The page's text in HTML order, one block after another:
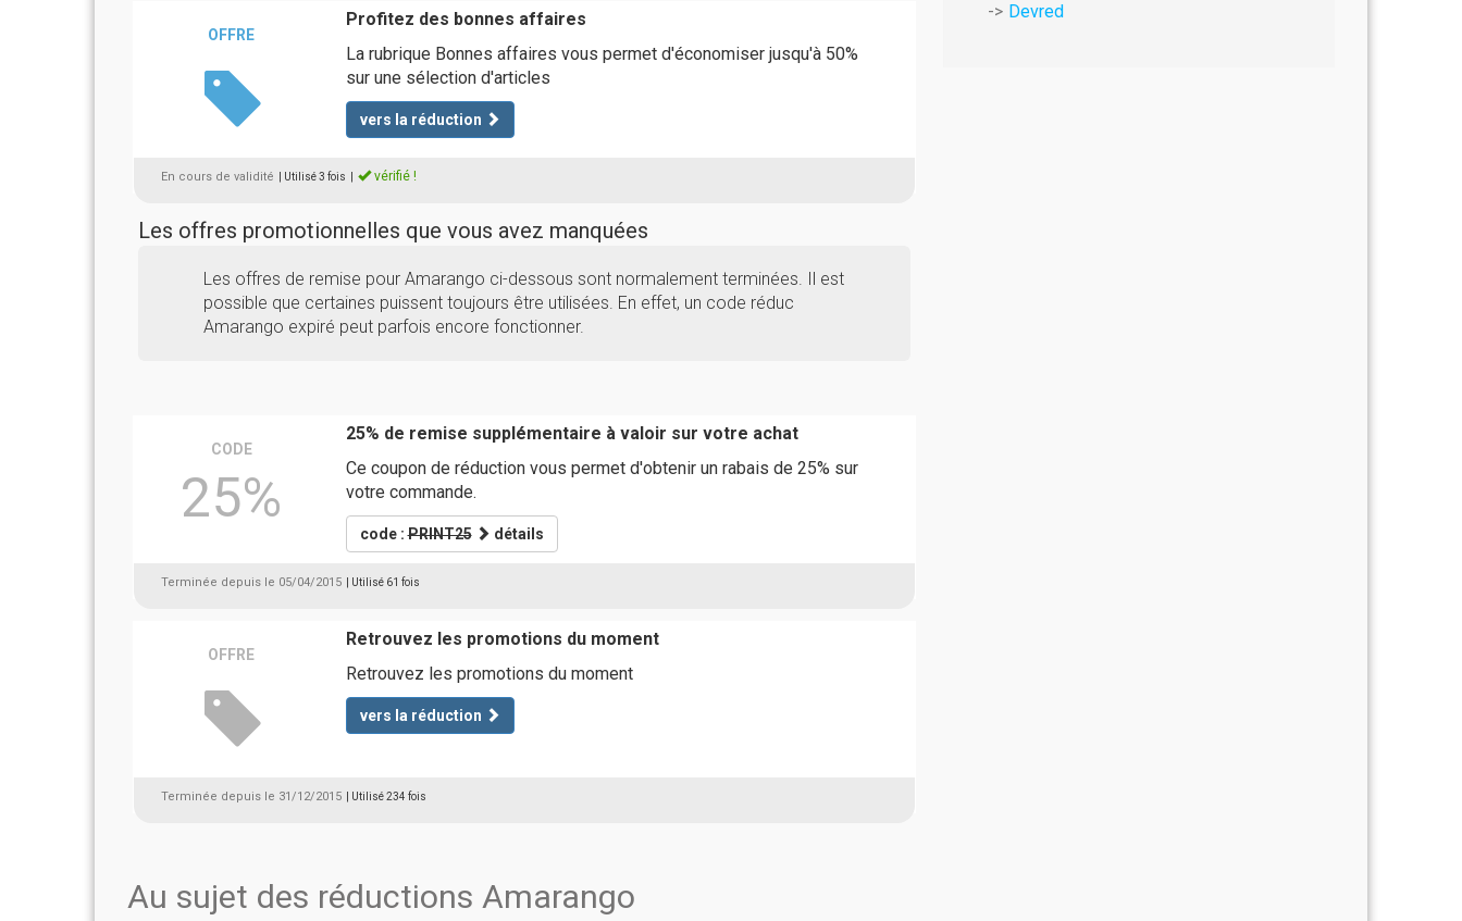
OFFRE
Profitez des bonnes affaires
La rubrique Bonnes affaires vous permet d'économiser jusqu'à 50%
sur une sélection d'articles
vers la réduction
En cours de validité | Utilisé 3 fois vérifié !
Les offres promotionnelles que vous avez manquées
Les offres de remise pour Amarango ci-dessous sont normalement terminées. Il est
possible que certaines puissent toujours être utilisées. En effet, un code réduc
Amarango expiré peut parfois encore fonctionner.
CODE
25%
25% de remise supplémentaire à valoir sur votre achat
Ce coupon de réduction vous permet d'obtenir un rabais de 25% sur
votre commande.
code :PRINT25 détails
Terminée depuis le 05/04/2015 | Utilisé 61 fois
OFFRE
Retrouvez les promotions du moment
Retrouvez les promotions du moment
vers la réduction
Terminée depuis le 31/12/2015 | Utilisé 234 fois
Au sujet des réductions Amarango
Devred